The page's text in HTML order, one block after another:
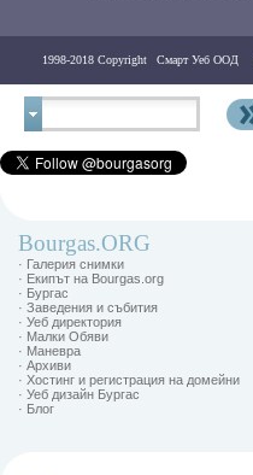
1998-2018 Copyright Смарт Уеб ООД
Bourgas.ORG
· Галерия снимки
· Екипът на Bourgas.org
· Бургас
· Заведения и събития
· Уеб директория
· Малки Обяви
· Маневра
· Архиви
· Хостинг и регистрация на домейни
· Уеб дизайн Бургас
· Блог